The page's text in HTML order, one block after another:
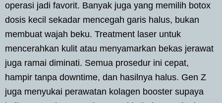
operasi jadi favorit. Banyak juga yang memilih botox
dosis kecil sekadar mencegah garis halus, bukan
membuat wajah beku. Treatment laser untuk
mencerahkan kulit atau menyamarkan bekas jerawat
juga ramai diminati. Semua prosedur ini cepat,
hampir tanpa downtime, dan hasilnya halus. Gen Z
juga menyukai perawatan kolagen booster supaya